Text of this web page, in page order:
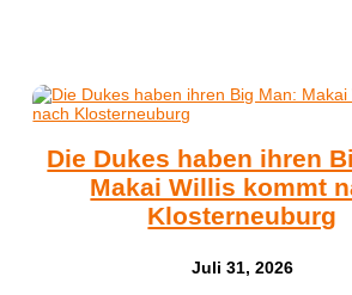
Die Dukes haben ihren
Makai Willis kommt
Klosterneuburg
Juli 31, 2026